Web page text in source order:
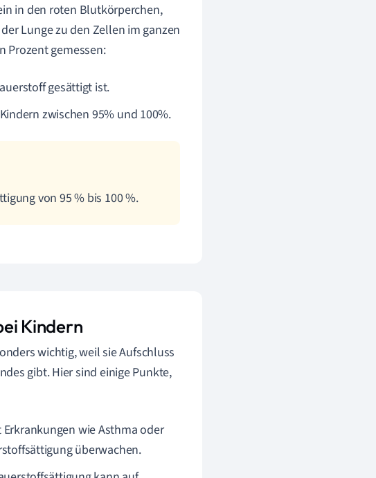
in den roten Blutkörperchen,
Lunge zu den Zellen im ganzen
Prozent gemessen:
gesättigt ist.
zwischen 95% und 100%.
von 95 % bis 100 %.
Kindern
wichtig, weil sie Aufschluss
gibt. Hier sind einige Punkte,
wie Asthma oder
überwachen.